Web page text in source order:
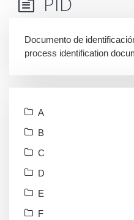
Documento de
process identification
A
B
C
D
E
F